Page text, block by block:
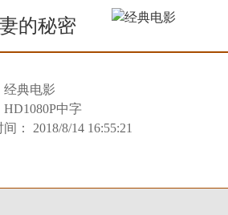
的秘密
经典电影
HD1080P中字
： 2018/8/14 16:55:21